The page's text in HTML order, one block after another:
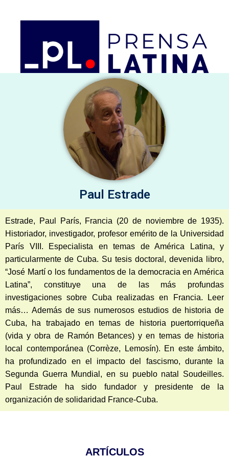
Firmas selectas
Artículos de Opinión, comentarios y análisis
sábado 8 de agosto de 2026
Paul Estrade
Estrade, Paul París, Francia (20 de noviembre de 1935).
Historiador, investigador, profesor emérito de la Universidad
París VIII. Especialista en temas de América Latina, y
particularmente de Cuba. Su tesis doctoral, devenida libro,
“José Martí o los fundamentos de la democracia en América
Latina”, constituye una de las más profundas
investigaciones sobre Cuba realizadas en Francia. Leer
más… Además de sus numerosos estudios de historia de
Cuba, ha trabajado en temas de historia puertorriqueña
(vida y obra de Ramón Betances) y en temas de historia
local contemporánea (Corrèze, Lemosín). En este ámbito,
ha profundizado en el impacto del fascismo, durante la
Segunda Guerra Mundial, en su pueblo natal Soudeilles.
Paul Estrade ha sido fundador y presidente de la
organización de solidaridad France-Cuba.
ARTÍCULOS